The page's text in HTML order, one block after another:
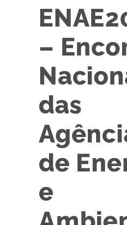
–
das
de
e